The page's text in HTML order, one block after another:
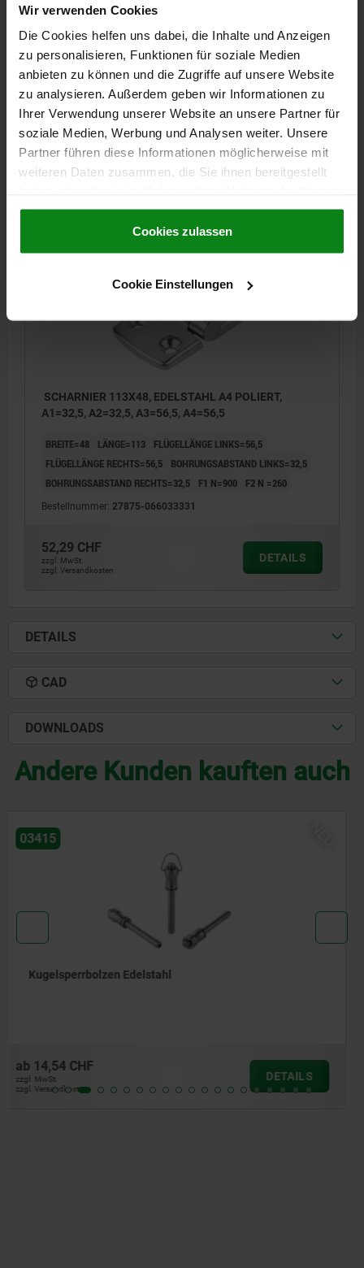
Wir verwenden Cookies
Die Cookies helfen uns dabei, die Inhalte und Anzeigen
zu personalisieren, Funktionen für soziale Medien
anbieten zu können und die Zugriffe auf unsere Website
zu analysieren. Außerdem geben wir Informationen zu
Ihrer Verwendung unserer Website an unsere Partner für
soziale Medien, Werbung und Analysen weiter. Unsere
Partner führen diese Informationen möglicherweise mit
weiteren Daten zusammen, die Sie ihnen bereitgestellt
gesammelt haben.Cookie Richtlinien
Datenschutz|AGB
Cookies zulassen
Cookie Einstellungen
SCHARNIER 85X48, EDELSTAHL A4 POLIERT, A1=25,
A2=25, A3=42,5, A4=42,5
FLÜGELLÄNGE LINKS=42,5
FLÜGELLÄNGE RECHTS=42,5
BOHRUNGSABSTAND LINKS=25
BOHRUNGSABSTAND RECHTS=25
Bestellnummer:27875-064525251
zzgl. Versandkosten
SCHARNIER 113X48, EDELSTAHL A4 POLIERT,
A1=32,5, A2=32,5, A3=56,5, A4=56,5
BREITE=48 LÄNGE=113
FLÜGELLÄNGE LINKS=56,5
FLÜGELLÄNGE RECHTS=56,5
BOHRUNGSABSTAND LINKS=32,5
BOHRUNGSABSTAND RECHTS=32,5
F1 N=900 F2 N =260
Bestellnummer: 27875-066033331
52,29 CHF
zzgl. MwSt.
zzgl. Versandkosten
DETAILS
DETAILS
CAD
DOWNLOADS
Andere Kunden kauften auch
Kugelsperrbolzen mit Edelstahl-Pilzgriff
ab20,58 CHF
zzgl. MwSt.
zzgl. Versandkosten
DETAILS